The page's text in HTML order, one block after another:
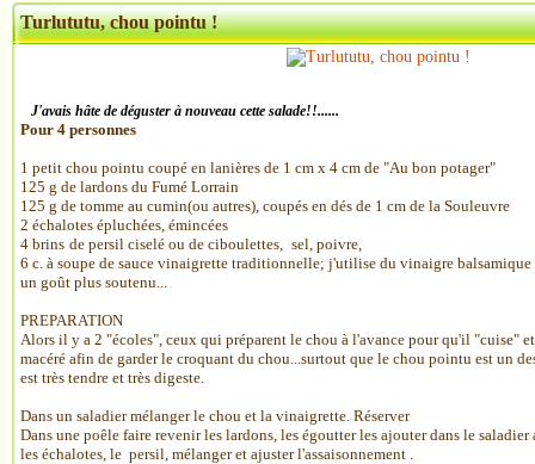
Turlututu, chou pointu !
J'avais hâte de déguster à nouveau cette salade!!......
Pour 4 personnes
1 petit chou pointu coupé en lanières de 1 cm x 4 cm de "Au bon potager"
125 g de lardons du Fumé Lorrain
125 g de tomme au cumin(ou autres), coupés en dés de 1 cm de la Souleuvre
2 échalotes épluchées, émincées
4 brins de persil ciselé ou de ciboulettes, sel, poivre,
6 c. à soupe de sauce vinaigrette traditionnelle; j'utilise du vinaigre
un goût plus soutenu...
PREPARATION
Alors il y a 2 "écoles", ceux qui préparent le chou à l'avance pour qu'il "cuise"
macéré afin de garder le croquant du chou...surtout que le chou pointu est un
est très tendre et très digeste.
Dans un saladier mélanger le chou et la vinaigrette. Réserver
Dans une poêle faire revenir les lardons, les égoutter les ajouter dans le
les échalotes, le persil, mélanger et ajuster l'assaisonnement .